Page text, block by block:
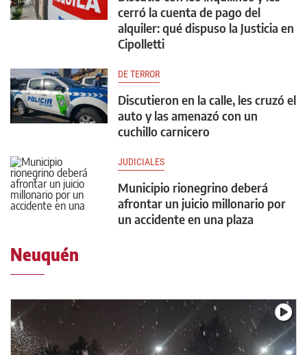
cerró la cuenta de pago del
alquiler: qué dispuso la Justicia en
Cipolletti
DE TERROR
Discutieron en la calle, les cruzó el
auto y las amenazó con un
cuchillo carnicero
JUDICIALES
Municipio rionegrino deberá
afrontar un juicio millonario por
un accidente en una plaza
Neuquén